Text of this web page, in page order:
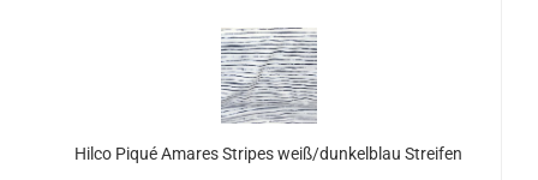
Hilco Piqué Amares Stripes weiß/dunkelblau Streifen